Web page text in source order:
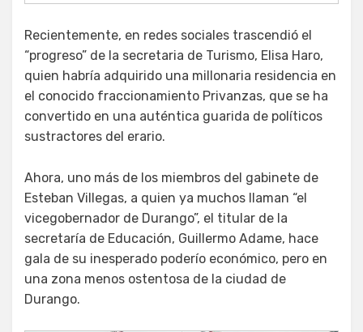
Recientemente, en redes sociales trascendió el
“progreso” de la secretaria de Turismo, Elisa Haro,
quien habría adquirido una millonaria residencia en
el conocido fraccionamiento Privanzas, que se ha
convertido en una auténtica guarida de políticos
sustractores del erario.
Ahora, uno más de los miembros del gabinete de
Esteban Villegas, a quien ya muchos llaman “el
vicegobernador de Durango”, el titular de la
secretaría de Educación, Guillermo Adame, hace
gala de su inesperado poderío económico, pero en
una zona menos ostentosa de la ciudad de
Durango.